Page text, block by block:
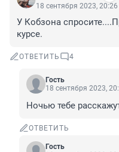
18 сентября 2023, 20:26
У Кобзона
курсе.
ОТВЕТИТЬ 4
Гость
18 сентября 2023,
Ночью тебе
ОТВЕТИТЬ
Гость